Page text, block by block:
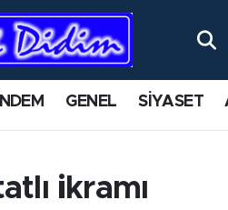
GENEL SİYASET
ikramı